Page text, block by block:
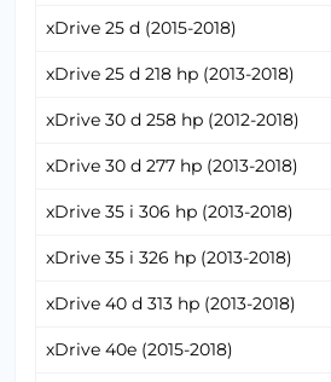
xDrive 25 d (2015-2018)
xDrive 25 d 218 hp (2013-2018)
xDrive 30 d 258 hp (2012-2018)
xDrive 30 d 277 hp (2013-2018)
xDrive 35 i 306 hp (2013-2018)
xDrive 35 i 326 hp (2013-2018)
xDrive 40 d 313 hp (2013-2018)
xDrive 40e (2015-2018)